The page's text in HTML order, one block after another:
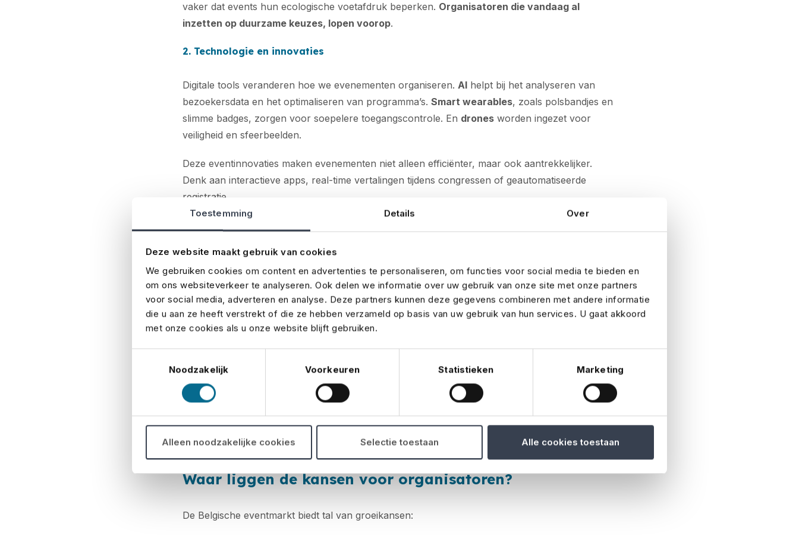
Toestemming Details Over
Deze website maakt gebruik van cookies
We gebruiken cookies om content en advertenties te personaliseren, om functies voor social media te bieden en
om ons websiteverkeer te analyseren. Ook delen we informatie over uw gebruik van onze site met onze partners
voor social media, adverteren en analyse. Deze partners kunnen deze gegevens combineren met andere informatie
die u aan ze heeft verstrekt of die ze hebben verzameld op basis van uw gebruik van hun services. U gaat akkoord
met onze cookies als u onze website blijft gebruiken.
Noodzakelijk
Voorkeuren Statistieken Marketing
Alleen noodzakelijke cookies Selectie toestaan Alle cookies toestaan
vaker dat events hun ecologische voetafdruk beperken. Organisatoren die vandaag al
inzetten op duurzame keuzes, lopen voorop.
2. Technologie en innovaties
Digitale tools veranderen hoe we evenementen organiseren. AI helpt bij het analyseren van
bezoekersdata en het optimaliseren van programma’s. Smart wearables, zoals polsbandjes en
slimme badges, zorgen voor soepelere toegangscontrole. En drones worden ingezet voor
veiligheid en sfeerbeelden.
Deze eventinnovaties maken evenementen niet alleen efficiënter, maar ook aantrekkelijker.
Denk aan interactieve apps, real-time vertalingen tijdens congressen of geautomatiseerde
registratie.
In België is regelgeving rond evenementen sterk afhankelijk van de regio (Vlaanderen, Wallonië,
Brussel).Vergunningstrajecten, geluidsnormen en veiligheidsvoorschriften kunnen sterk
verschillen, wat vraagt om nauwkeurige voorbereiding. Een goed begrip van de lokale
wetgeving is essentieel om verrassingen te vermijden.
4. Economische druk dwingt tot slimme keuzes
Hogere kosten voor personeel, techniek en beveiliging zetten de budgetten stevig onder druk.
Tegelijk worden bezoekers en opdrachtgevers steeds kritischer. Organisatoren moeten dus
creatief aan de slag:
meer waarde bieden, zonder dat de kosten de pan uit rijzen
technologie die echt rendeert.
Waar liggen de kansen voor organisatoren?
De Belgische eventmarkt biedt tal van groeikansen: